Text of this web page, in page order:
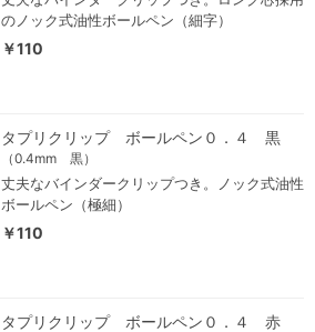
のノック式油性ボールペン（細字）
￥110
タプリクリップ ボールペン０．４ 黒
（0.4mm 黒）
丈夫なバインダークリップつき。ノック式油性
ボールペン（極細）
￥110
タプリクリップ ボールペン０．４ 赤